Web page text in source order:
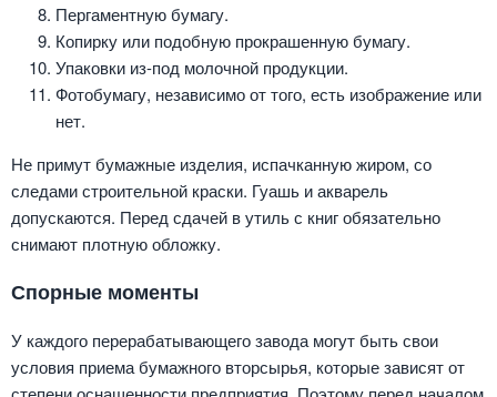
Пергаментную бумагу.
Копирку или подобную прокрашенную бумагу.
Упаковки из-под молочной продукции.
Фотобумагу, независимо от того, есть изображение или
нет.
Не примут бумажные изделия, испачканную жиром, со
следами строительной краски. Гуашь и акварель
допускаются. Перед сдачей в утиль с книг обязательно
снимают плотную обложку.
Спорные моменты
У каждого перерабатывающего завода могут быть свои
условия приема бумажного вторсырья, которые зависят от